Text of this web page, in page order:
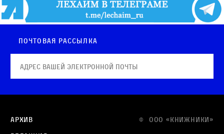
Почтовая рассылка
© OOO «КНИЖНИКИ»
Архив